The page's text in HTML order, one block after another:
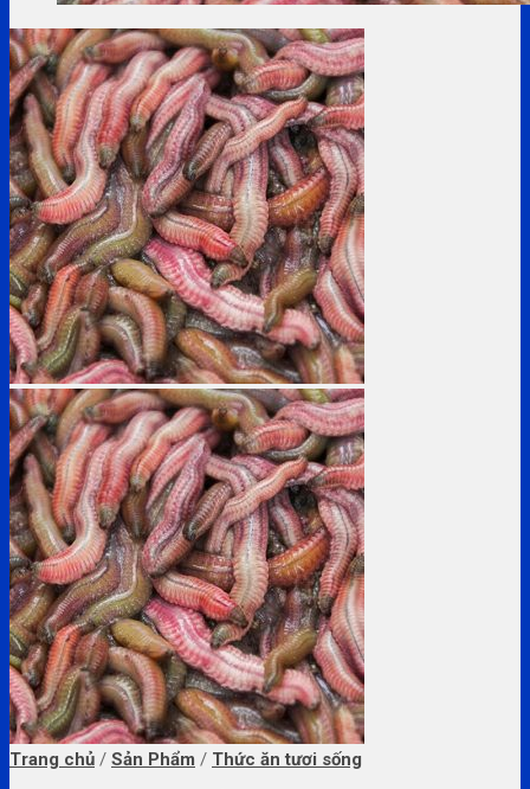
Trang chủ / Sản Phẩm / Thức ăn tươi sống